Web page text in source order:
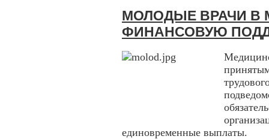
МОЛОДЫЕ ВРАЧИ В
ФИНАНСОВУЮ
единовременные выплаты.